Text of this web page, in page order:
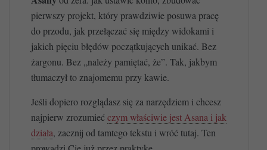
pierwszy projekt, który prawdziwie posuwa pracę
do przodu, jak przełączać się między widokami i
jakich pięciu błędów początkujących unikać. Bez
żargonu. Bez „należy pamiętać, że”. Tak, jakbym
tłumaczył to znajomemu przy kawie.
Jeśli dopiero rozglądasz się za narzędziem i chcesz
najpierw zrozumieć czym właściwie jest Asana i jak
działa, zacznij od tamtego tekstu i wróć tutaj. Ten